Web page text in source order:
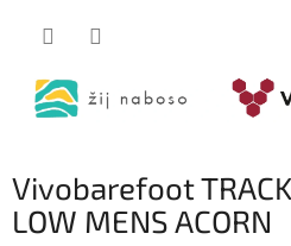
Vivobarefoot
LOW MENS ACORN